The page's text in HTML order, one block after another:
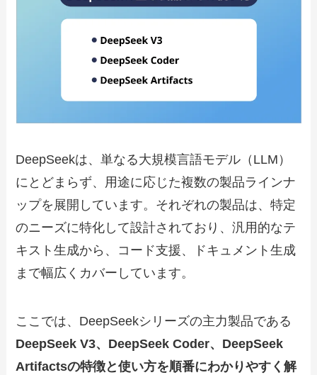
DeepSeekは、単なる大規模言語モデル（LLM）
にとどまらず、用途に応じた複数の製品ラインナ
ップを展開しています。それぞれの製品は、特定
のニーズに特化して設計されており、汎用的なテ
キスト生成から、コード支援、ドキュメント生成
まで幅広くカバーしています。
ここでは、DeepSeekシリーズの主力製品である
DeepSeek V3、DeepSeek Coder、DeepSeek
Artifactsの特徴と使い方を順番にわかりやすく解